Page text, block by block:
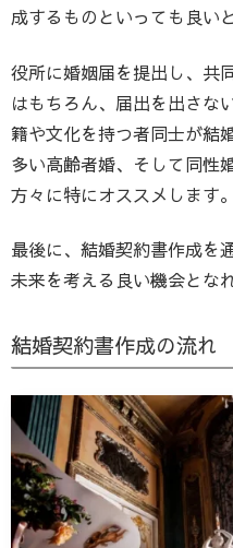
成するものといっても良い
役所に婚姻届を提出し、共
はもちろん、届出を出さな
籍や文化を持つ者同士が結
多い高齢者婚、そして同性
方々に特にオススメします。
最後に、結婚契約書作成を
未来を考える良い機会とな
結婚契約書作成の流れ